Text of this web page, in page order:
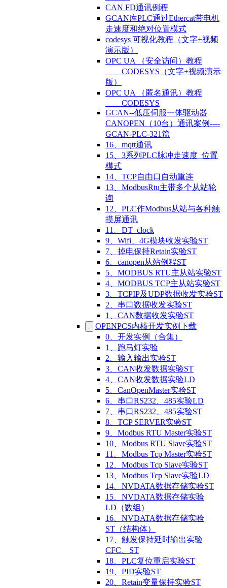
CAN FD通讯例程
GCAN库PLC通过Ethercat带电机
走速度和绝对位置模式
codesys 可视化教程（文字+视频
演示版）
OPC UA （安全访问）教程
____CODESYS（文字+视频演示
版）
OPC UA （匿名通讯）教程
____CODESYS
GCAN--低压伺服一体驱动器
CANOPEN（10台）通讯案例----
GCAN-PLC-321篇
16、mqtt通讯
15、3系列PLC脉冲走速度_位置
模式
14、TCP自由口自动重连
13、ModbusRtu主带多个从站轮
询
12、PLC作Modbus从站与各种触
摸屏通讯
11、DT_clock
9、Wifi、4G模块收发实验ST
7、掉电保持Retain实验ST
6、canopen从站例程ST
5、MODBUS RTU主从站实验ST
4、MODBUS TCP主从站实验ST
3、TCPIP及UDP数据收发实验ST
2、串口数据收发实验ST
1、CAN数据收发实验ST
OPENPCS内核开发实例下载
0、开发实例（合集）
1、跑马灯实验
2、输入输出实验ST
3、CAN收发数据实验ST
4、CAN收发数据实验LD
5、CanOpenMaster实验ST
6、串口RS232、485实验LD
7、串口RS232、485实验ST
8、TCP SERVER实验ST
9、Modbus RTU Master实验ST
10、Modbus RTU Slave实验ST
11、Modbus Tcp Master实验ST
12、Modbus Tcp Slave实验ST
13、Modbus Tcp Slave实验LD
14、NVDATA数据存储实验ST
15、NVDATA数据存储实验
LD（数组）
16、NVDATA数据存储实验
ST（结构体）
17、触发保持延时输出实验
CFC、ST
18、PLC复位重启实验ST
19、PID实验ST
20、Retain变量保持实验ST